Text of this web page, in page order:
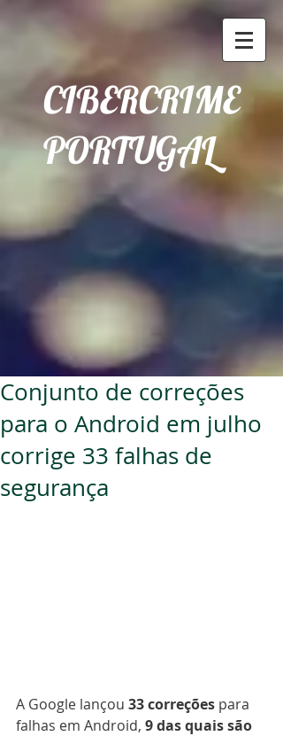
CIBERCRIME
PORTUGAL
Conjunto de correções
para o Android em julho
corrige 33 falhas de
segurança
A Google lançou 33 correções para
falhas em Android, 9 das quais são